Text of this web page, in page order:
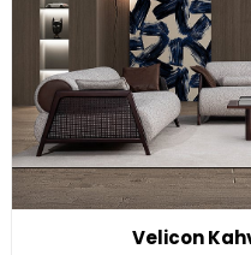
Velicon